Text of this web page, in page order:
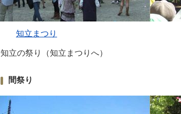
知立まつり
知立の祭り（知立まつりへ）
間祭り